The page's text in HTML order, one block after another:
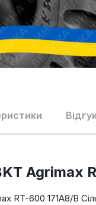
Agrimax
RT-600 171A8/B